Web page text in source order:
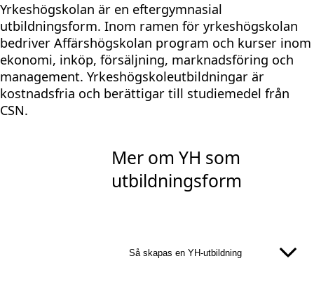
Yrkeshögskolan är en eftergymnasial
utbildningsform. Inom ramen för yrkeshögskolan
bedriver Affärshögskolan program och kurser inom
ekonomi, inköp, försäljning, marknadsföring och
management. Yrkeshögskoleutbildningar är
kostnadsfria och berättigar till studiemedel från
CSN.
Mer om YH som
utbildningsform
Så skapas en YH-utbildning